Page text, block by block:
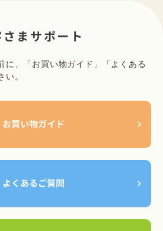
まサポート
に、「お買い物ガイド」「よくある
い。
お買い物ガイド
よくあるご質問